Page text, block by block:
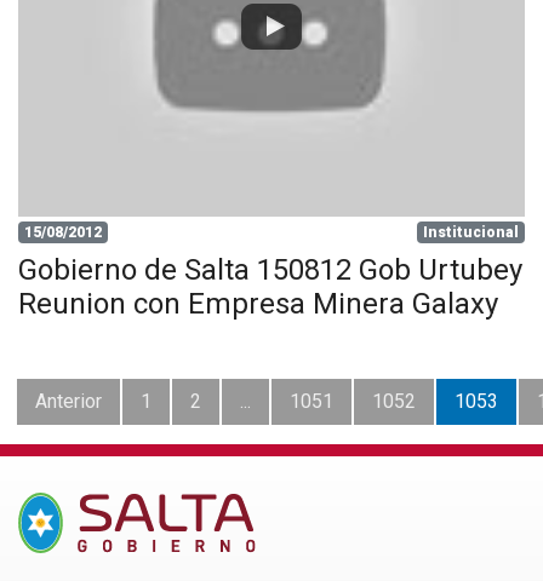
15/08/2012 Institucional
Gobierno de Salta 150812 Gob Urtubey
Reunion con Empresa Minera Galaxy
Anterior 1 2 ... 1051 1052 1053